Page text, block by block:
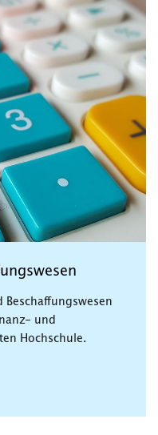
Beschaffungswesen
und
Hochschule.